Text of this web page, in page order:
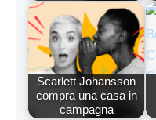
Scarlett Johansson
compra una casa in
campagna